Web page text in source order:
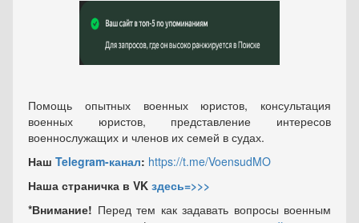
Помощь опытных военных юристов, консультация
военных юристов, представление интересов
военнослужащих и членов их семей в судах.
Наш Telegram-канал: https://t.me/VoensudMO
Наша страничка в VK здесь=>>>
*Внимание! Перед тем как задавать вопросы военным